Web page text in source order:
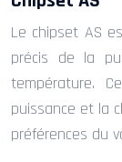
Le chipset AS
précis de la
température.
puissance et la
préférences du